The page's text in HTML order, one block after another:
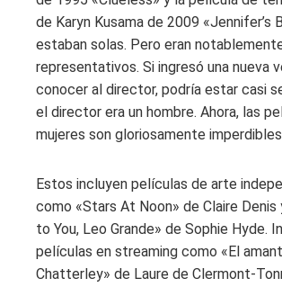
de Karyn Kusama de 2009 «Jennifer’s
estaban solas. Pero eran
representativos. Si ingresó una nueva
conocer al director, podría estar casi
el director era un hombre. Ahora, las
mujeres son gloriosamente
Estos incluyen películas de arte
como «Stars At Noon» de Claire Denis
to You, Leo Grande» de Sophie Hyde.
películas en streaming como «El
Chatterley» de Laure de Clermont-